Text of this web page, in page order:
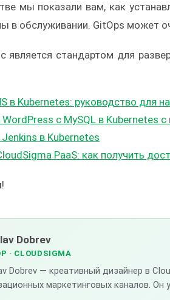
мы показали вам, как
в обслуживании. GitOps может
является стандартом для
в Kubernetes: руководство для
WordPress с MySQL в Kubernetes
в Kubernetes
PaaS: как получить
Dobrev
· CLOUDSIGMA
Dobrev — креативный дизайнер в
маркетинговых каналов.